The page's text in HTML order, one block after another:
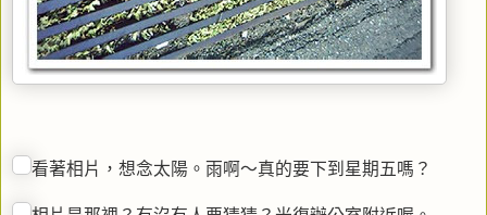
看著相片，想念太陽。雨啊～真的要下到星期五嗎？